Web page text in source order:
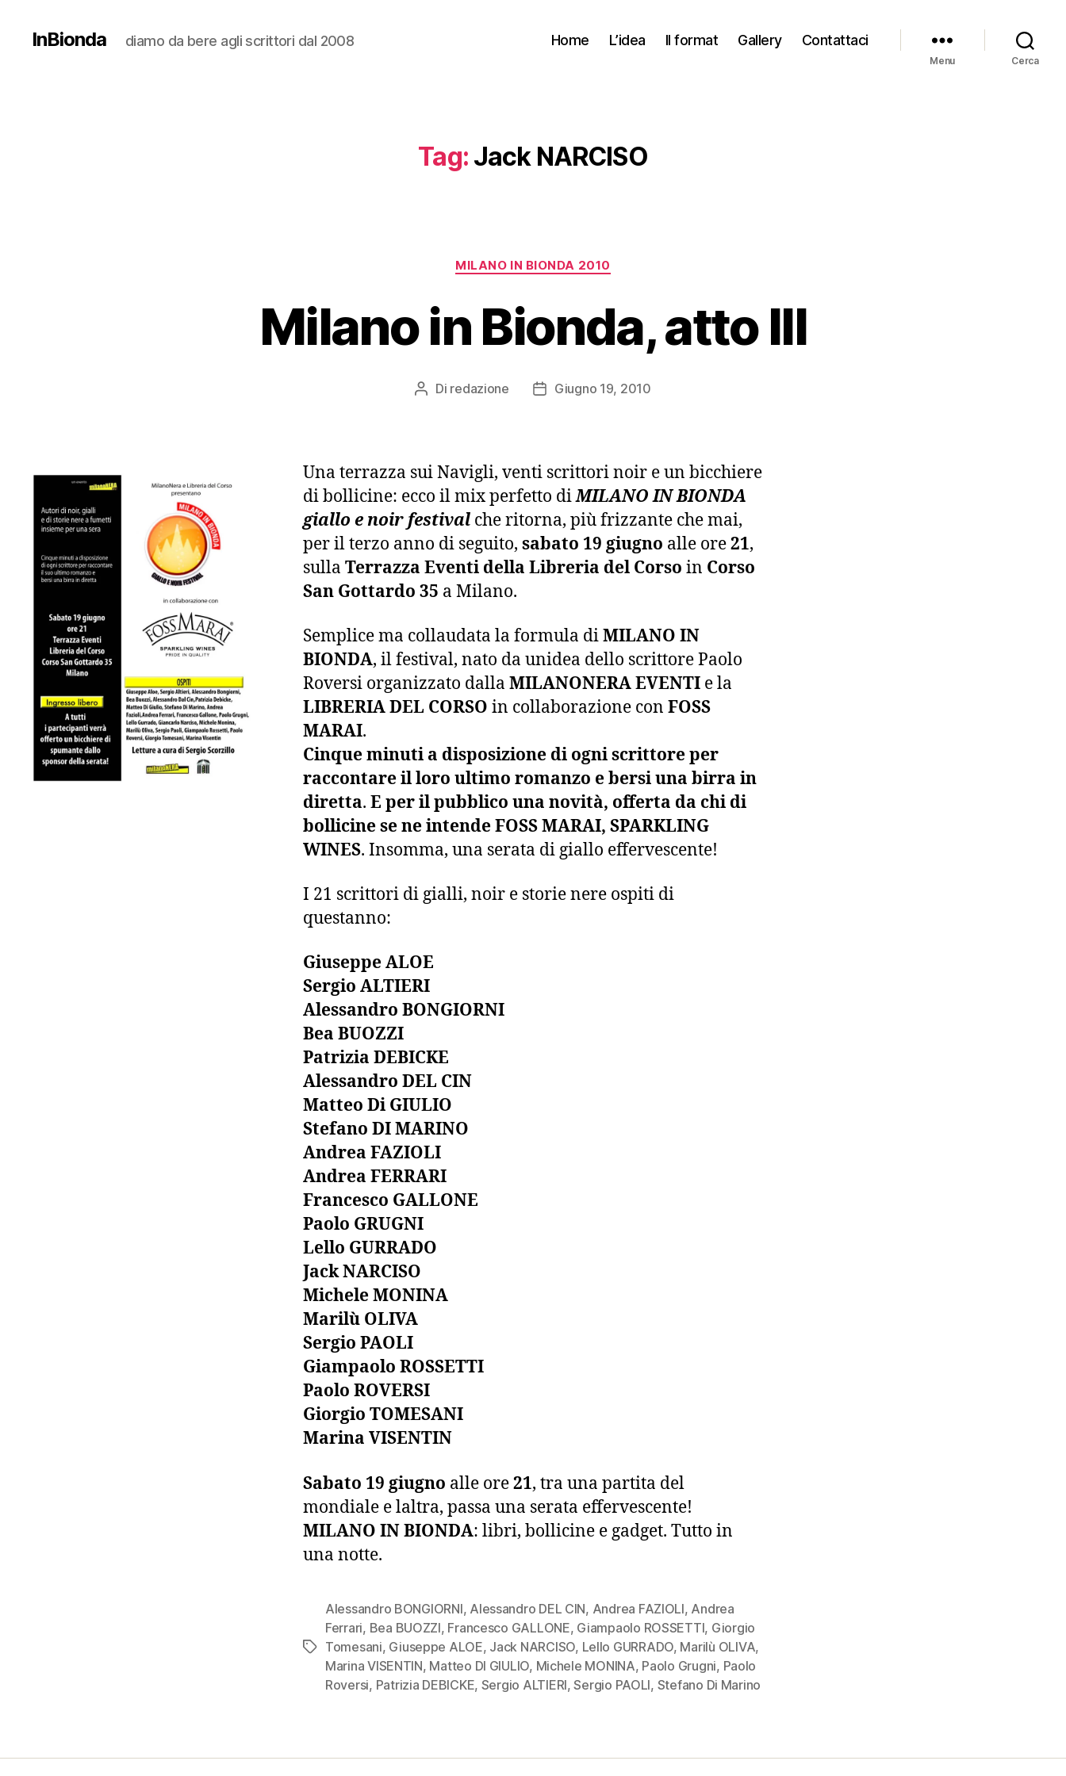
InBionda diamo da bere agli scrittori dal 2008 Home L’idea Il format Gallery Contattaci
Menu Cerca
Tag: Jack NARCISO
Categorie
MILANO IN BIONDA 2010
Milano in Bionda, atto III
Autore
Di redazione
DataGiugno 19, 2010
Una terrazza sui Navigli, venti scrittori noir e un bicchiere
di bollicine: ecco il mix perfetto diMILANO IN BIONDA
giallo e noir festival che ritorna, più frizzante che mai,
per il terzo anno di seguito, sabato 19 giugno alle ore21,
sulla Terrazza Eventi della Libreria del Corso in Corso
San Gottardo 35 a Milano.
Semplice ma collaudata la formula diMILANO IN
BIONDA, il festival, nato da unidea dello scrittore Paolo
Roversi organizzato dalla MILANONERA EVENTI e la
LIBRERIA DEL CORSO in collaborazione con FOSS
MARAI.
Cinque minuti a disposizione di ogni scrittore per
raccontare il loro ultimo romanzo e bersi una birra in
diretta. E per il pubblico una novità, offerta da chi di
bollicine se ne intende FOSS MARAI, SPARKLING
WINES. Insomma, una serata di giallo effervescente!
I 21 scrittori di gialli, noir e storie nere ospiti di
questanno:
Giuseppe ALOE
Sergio ALTIERI
Alessandro BONGIORNI
Bea BUOZZI
Patrizia DEBICKE
Alessandro DEL CIN
Matteo Di GIULIO
Stefano DI MARINO
Andrea FAZIOLI
Andrea FERRARI
Francesco GALLONE
Paolo GRUGNI
Lello GURRADO
Jack NARCISO
Michele MONINA
Marilù OLIVA
Sergio PAOLI
Giampaolo ROSSETTI
Paolo ROVERSI
Giorgio TOMESANI
Marina VISENTIN
Sabato 19 giugno alle ore21, tra una partita del
mondiale e laltra, passa una serata effervescente!
MILANO IN BIONDA: libri, bollicine e gadget. Tutto in
una notte.
Tag
Alessandro BONGIORNI, Alessandro DEL CIN, Andrea FAZIOLI, Andrea
Ferrari, Bea BUOZZI, Francesco GALLONE, Giampaolo ROSSETTI, Giorgio
Tomesani, Giuseppe ALOE, Jack NARCISO, Lello GURRADO, Marilù OLIVA,
Marina VISENTIN, Matteo DI GIULIO, Michele MONINA, Paolo Grugni, Paolo
Roversi, Patrizia DEBICKE, Sergio ALTIERI,Sergio PAOLI, Stefano Di Marino